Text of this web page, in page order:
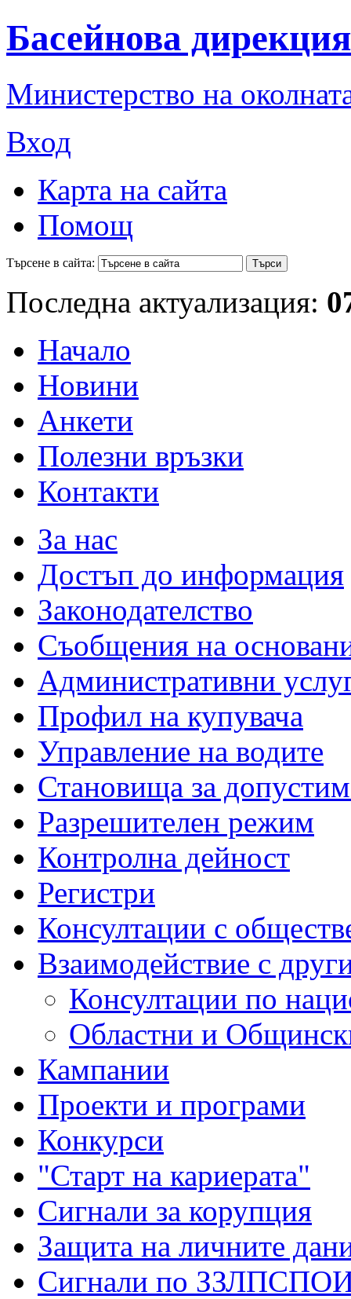
Басейнова
Министерство на
Вход
Карта на сайта
Помощ
Търсене в сайта:
Последна актуализация:
Начало
Новини
Анкети
Полезни връзки
Контакти
За нас
Достъп до информация
Законодателство
Съобщения на
Административни
Профил на купувача
Управление на водите
Становища за
Разрешителен режим
Контролна дейност
Регистри
Консултации с
Взаимодействие с
Консултации по
Областни и
Кампании
Проекти и програми
Конкурси
"Старт на кариерата"
Сигнали за корупция
Защита на личните
Сигнали по